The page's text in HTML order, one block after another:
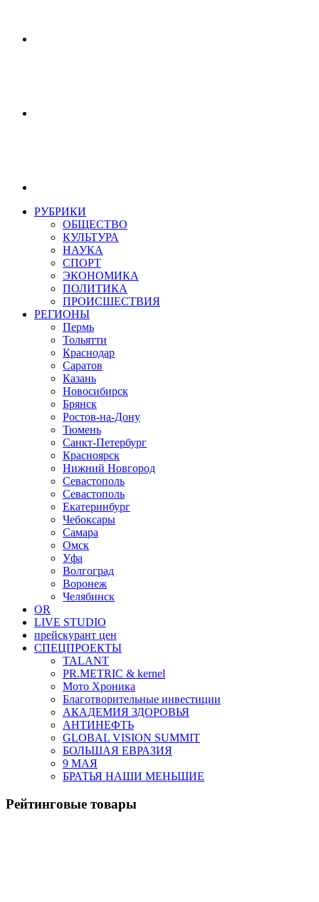
РУБРИКИ
ОБЩЕСТВО
КУЛЬТУРА
НАУКА
СПОРТ
ЭКОНОМИКА
ПОЛИТИКА
ПРОИСШЕСТВИЯ
РЕГИОНЫ
Пермь
Тольятти
Краснодар
Саратов
Казань
Новосибирск
Брянск
Ростов-на-Дону
Тюмень
Санкт-Петербург
Красноярск
Нижний Новгород
Севастополь
Севастополь
Екатеринбург
Чебоксары
Самара
Омск
Уфа
Волгоград
Воронеж
Челябинск
OR
LIVE STUDIO
прейскурант цен
СПЕЦПРОЕКТЫ
TALANT
PR.METRIC & kernel
Мото Хроника
Благотворительные инвестиции
АКАДЕМИЯ ЗДОРОВЬЯ
АНТИНЕФТЬ
GLOBAL VISION SUMMIT
БОЛЬШАЯ ЕВРАЗИЯ
9 МАЯ
БРАТЬЯ НАШИ МЕНЬШИЕ
Рейтинговые товары